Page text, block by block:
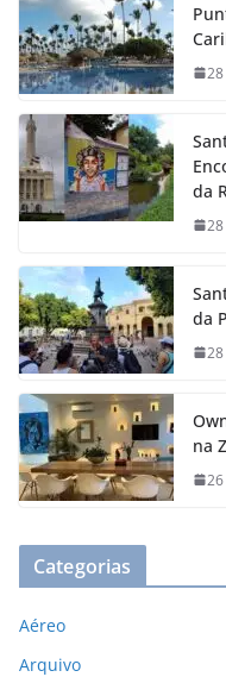
da
da
na
Categorias
Aéreo
Arquivo